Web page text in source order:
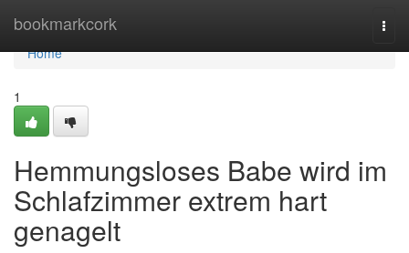
bookmarkcork
Home
Home
1
Hemmungsloses Babe wird im
Schlafzimmer extrem hart
genagelt